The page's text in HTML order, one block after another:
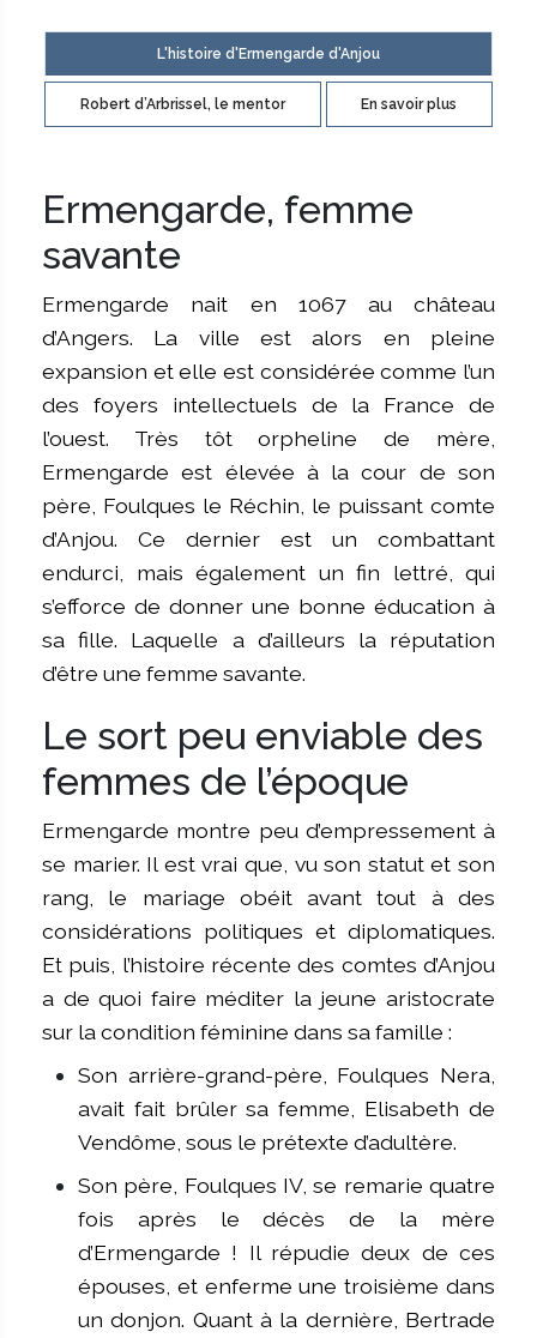
L'histoire d'Ermengarde d'Anjou
Robert d’Arbrissel, le mentor En savoir plus
Ermengarde, femme
savante
Ermengarde nait en 1067 au château
d’Angers. La ville est alors en pleine
expansion et elle est considérée comme l’un
des foyers intellectuels de la France de
l’ouest. Très tôt orpheline de mère,
Ermengarde est élevée à la cour de son
père, Foulques le Réchin, le puissant comte
d’Anjou. Ce dernier est un combattant
endurci, mais également un fin lettré, qui
s’efforce de donner une bonne éducation à
sa fille. Laquelle a d’ailleurs la réputation
d’être une femme savante.
Le sort peu enviable des
femmes de l’époque
Ermengarde montre peu d’empressement à
se marier. Il est vrai que, vu son statut et son
rang, le mariage obéit avant tout à des
considérations politiques et diplomatiques.
Et puis, l’histoire récente des comtes d’Anjou
a de quoi faire méditer la jeune aristocrate
sur la condition féminine dans sa famille :
Son arrière-grand-père, Foulques Nera,
avait fait brûler sa femme, Elisabeth de
Vendôme, sous le prétexte d’adultère.
Son père, Foulques IV, se remarie quatre
fois après le décès de la mère
d’Ermengarde ! Il répudie deux de ces
épouses, et enferme une troisième dans
un donjon. Quant à la dernière, Bertrade